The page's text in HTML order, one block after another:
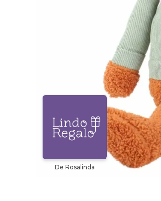
De Rosalinda